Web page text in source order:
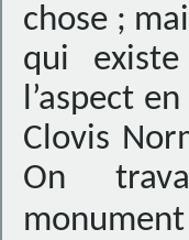
chose ;
qui
existe
l’aspect en
Clovis
On